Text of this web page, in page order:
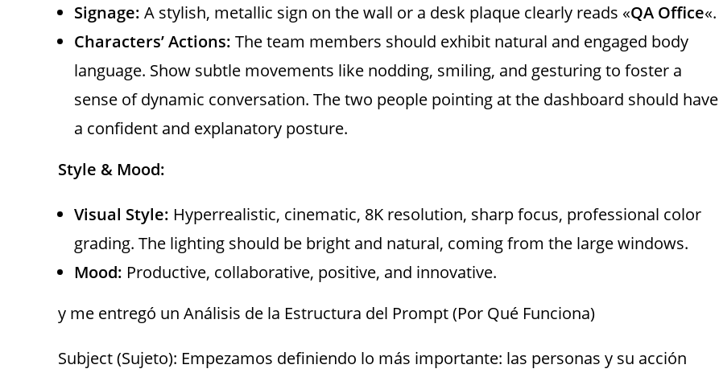
Signage: A stylish, metallic sign on the wall or a desk plaque clearly reads «QA Office«.
Characters’ Actions: The team members should exhibit natural and engaged body
language. Show subtle movements like nodding, smiling, and gesturing to foster a
sense of dynamic conversation. The two people pointing at the dashboard should have
a confident and explanatory posture.
Style & Mood:
Visual Style: Hyperrealistic, cinematic, 8K resolution, sharp focus, professional color
grading. The lighting should be bright and natural, coming from the large windows.
Mood: Productive, collaborative, positive, and innovative.
y me entregó un Análisis de la Estructura del Prompt (Por Qué Funciona)
Subject (Sujeto): Empezamos definiendo lo más importante: las personas y su acción